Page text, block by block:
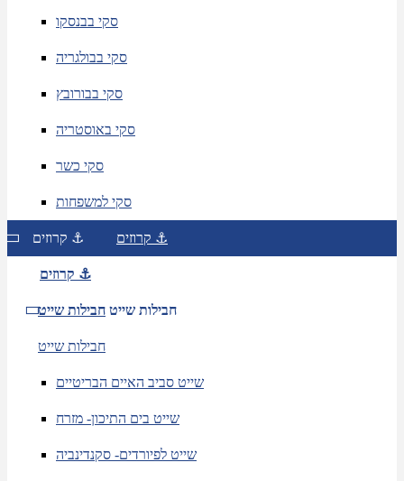
סקי בבנסקו
סקי בבולגריה
סקי בבורובץ
סקי באוסטריה
סקי כשר
סקי למשפחות
קרוזים ⚓ קרוזים ⚓
קרוזים ⚓
חבילות שייט חבילות שייט
חבילות שייט
שייט סביב האיים הבריטיים
שייט בים התיכון- מזרח
שייט לפיורדים- סקנדינביה